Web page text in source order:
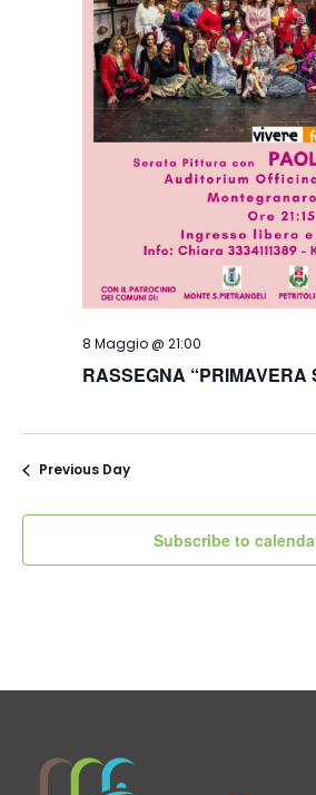
8 Maggio @ 21:00
RASSEGNA “PRIMAVERA
Previous Day
Subscribe to